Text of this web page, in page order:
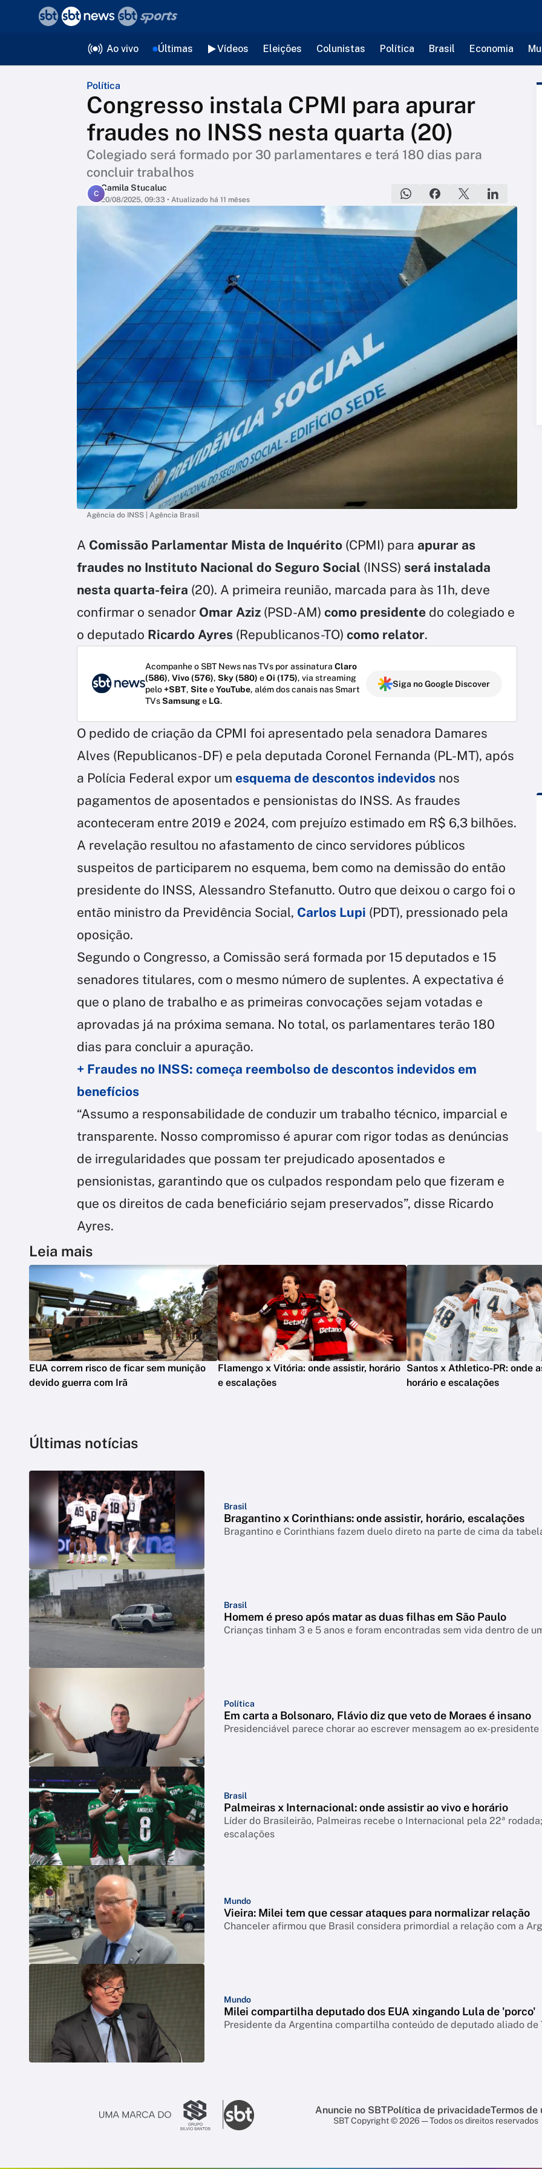
Ao vivo Últimas Vídeos Eleições Colunistas Política Brasil Economia
Política
Congresso instala CPMI para apurar
fraudes no INSS nesta quarta (20)
Colegiado será formado por 30 parlamentares e terá 180 dias para
concluir trabalhos
C
Camila Stucaluc
20/08/2025, 09:33 • Atualizado há 11 mêses
Agência do INSS | Agência Brasil
A Comissão Parlamentar Mista de Inquérito (CPMI) para apurar as
fraudes no Instituto Nacional do Seguro Social (INSS) será instalada
nesta quarta-feira (20). A primeira reunião, marcada para às 11h, deve
confirmar o senador Omar Aziz (PSD-AM) como presidente do colegiado e
o deputado Ricardo Ayres (Republicanos-TO) como relator.
Acompanhe o SBT News nas TVs por assinatura Claro
(586), Vivo (576), Sky (580) eOi (175), via streaming
pelo+SBT, SiteeYouTube, além dos canais nas Smart
TVsSamsunge LG.
Siga no Google Discover
O pedido de criação da CPMI foi apresentado pela senadora Damares
Alves (Republicanos-DF) e pela deputada Coronel Fernanda (PL-MT), após
a Polícia Federal expor um esquema de descontos indevidos nos
pagamentos de aposentados e pensionistas do INSS. As fraudes
aconteceram entre 2019 e 2024, com prejuízo estimado em R$ 6,3 bilhões.
A revelação resultou no afastamento de cinco servidores públicos
suspeitos de participarem no esquema, bem como na demissão do então
presidente do INSS, Alessandro Stefanutto. Outro que deixou o cargo foi o
então ministro da Previdência Social, Carlos Lupi (PDT), pressionado pela
oposição.
Segundo o Congresso, a Comissão será formada por 15 deputados e 15
senadores titulares, com o mesmo número de suplentes. A expectativa é
que o plano de trabalho e as primeiras convocações sejam votadas e
aprovadas já na próxima semana. No total, os parlamentares terão 180
dias para concluir a apuração.
+ Fraudes no INSS: começa reembolso de descontos indevidos em
benefícios
“Assumo a responsabilidade de conduzir um trabalho técnico, imparcial e
transparente. Nosso compromisso é apurar com rigor todas as denúncias
de irregularidades que possam ter prejudicado aposentados e
pensionistas, garantindo que os culpados respondam pelo que fizeram e
que os direitos de cada beneficiário sejam preservados”, disse Ricardo
Ayres.
Leia mais
EUA correm risco de ficar sem munição
devido guerra com Irã
Flamengo x Vitória: onde assistir, horário
e escalações
Santos x Athletico-PR: onde
horário e escalações
Últimas notícias
Brasil
Bragantino x Corinthians: onde assistir, horário, escalações
Bragantino e Corinthians fazem duelo direto na parte de cima da
Brasil
Homem é preso após matar as duas filhas em São Paulo
Crianças tinham 3 e 5 anos e foram encontradas sem vida dentro de
Política
Em carta a Bolsonaro, Flávio diz que veto de Moraes é insano
Presidenciável parece chorar ao escrever mensagem ao ex-
Brasil
Palmeiras x Internacional: onde assistir ao vivo e horário
Líder do Brasileirão, Palmeiras recebe o Internacional pela 22ª
escalações
Mundo
Vieira: Milei tem que cessar ataques para normalizar relação
Chanceler afirmou que Brasil considera primordial a relação com a
Mundo
Milei compartilha deputado dos EUA xingando Lula de 'porco'
Presidente da Argentina compartilha conteúdo de deputado aliado de
Anuncie no SBTPolítica de privacidadeTermos de
SBT Copyright © 2026 — Todos os direitos reservados
voltar
Editorias